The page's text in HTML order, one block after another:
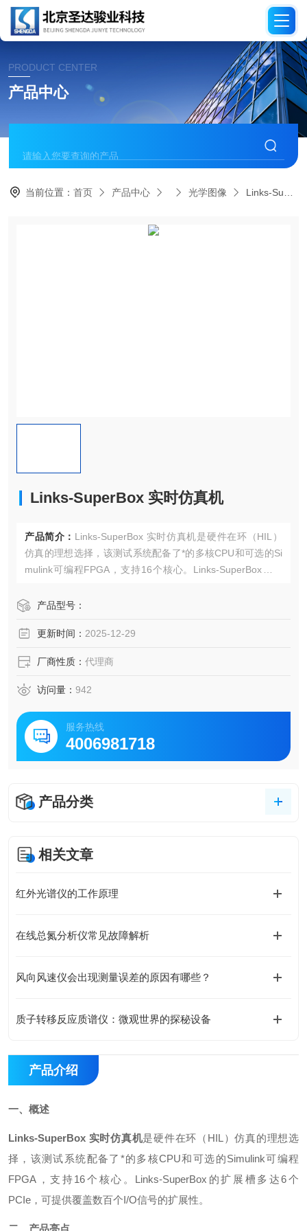
PRODUCT CENTER
产品中心
当前位置：首页 产品中心 光学图像 Links-SuperBox 实时仿真机
Links-SuperBox 实时仿真机
产品简介： Links-SuperBox 实时仿真机是硬件在环（HIL）
仿真的理想选择，该测试系统配备了*的多核CPU和可选的Si
mulink可编程FPGA，支持16个核心。Links-SuperBox的扩
产品型号：
更新时间： 2025-12-29
厂商性质： 代理商
访问量： 942
服务热线
4006981718
产品分类
相关文章
红外光谱仪的工作原理
在线总氮分析仪常见故障解析
风向风速仪会出现测量误差的原因有哪些？
质子转移反应质谱仪：微观世界的探秘设备
产品介绍
一、概述
Links-SuperBox 实时仿真机是硬件在环 （HIL）仿真的理想选
择，该测试系统配备了*的多核CPU和可选的Simulink可编程
FPGA ，支持16个核心。 Links-SuperBox 的扩展槽多达6个
PCIe ，可提供覆盖数百个I/O信号的扩展性。
二、产品亮点